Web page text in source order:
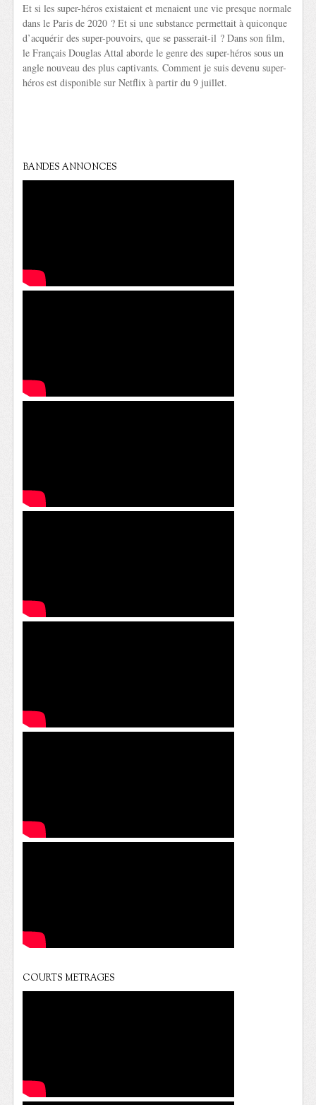
Et si les super-héros existaient et menaient une vie presque normale
dans le Paris de 2020 ? Et si une substance permettait à quiconque
d’acquérir des super-pouvoirs, que se passerait-il ? Dans son film,
le Français Douglas Attal aborde le genre des super-héros sous un
angle nouveau des plus captivants. Comment je suis devenu super-
héros est disponible sur Netflix à partir du 9 juillet.
BANDES ANNONCES
COURTS METRAGES